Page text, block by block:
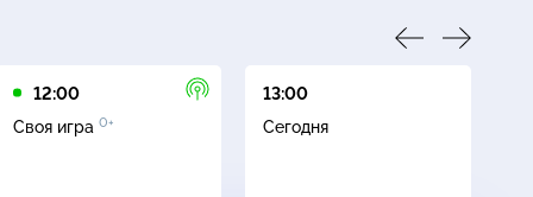
12:00
Своя игра 0+
13:00
Сегодня